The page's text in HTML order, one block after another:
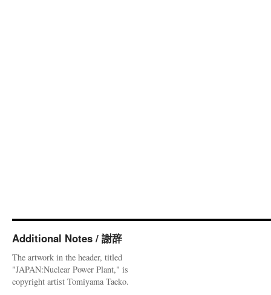
Additional Notes / 謝辞
The artwork in the header, titled
"JAPAN:Nuclear Power Plant," is
copyright artist Tomiyama Taeko.